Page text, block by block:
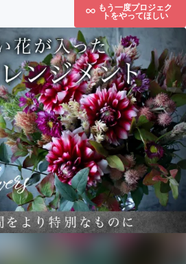
もう一度プロジェク
トをやってほしい